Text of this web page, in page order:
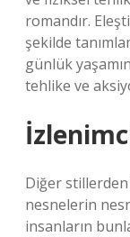
romandır.
şekilde
günlük
tehlike ve
Diğer
nesnelerin
insanların